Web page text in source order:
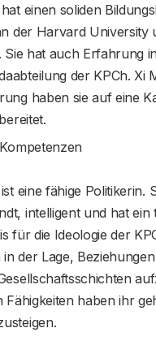
einen soliden
der Harvard University
Sie hat auch Erfahrung
der KPCh. Xi
haben sie auf eine
eine fähige Politikerin.
intelligent und hat ein
für die Ideologie der
der Lage,
Fähigkeiten haben ihr